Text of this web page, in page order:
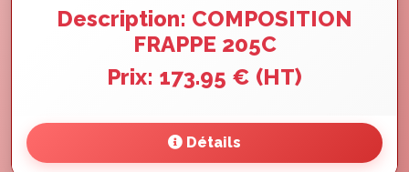
Description: COMPOSITION
FRAPPE 205C
Prix: 173.95 € (HT)
Détails